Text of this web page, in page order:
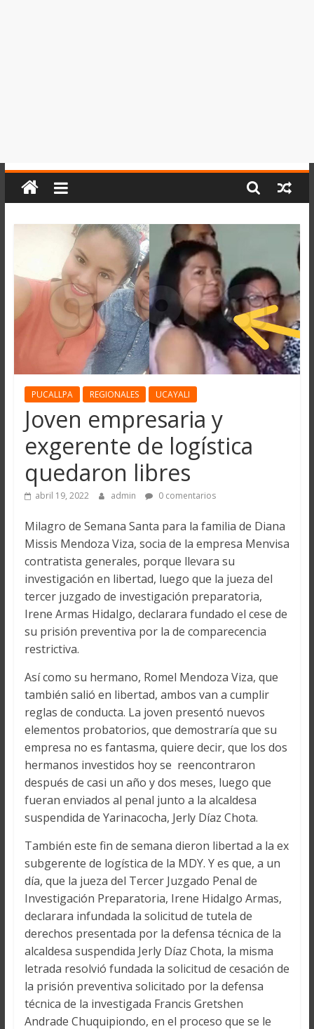
PUCALLPA REGIONALES UCAYALI
Joven empresaria y
exgerente de logística
quedaron libres
abril 19, 2022 admin 0 comentarios
Milagro de Semana Santa para la familia de Diana
Missis Mendoza Viza, socia de la empresa Menvisa
contratista generales, porque llevara su
investigación en libertad, luego que la jueza del
tercer juzgado de investigación preparatoria,
Irene Armas Hidalgo, declarara fundado el cese de
su prisión preventiva por la de comparecencia
restrictiva.
Así como su hermano, Romel Mendoza Viza, que
también salió en libertad, ambos van a cumplir
reglas de conducta. La joven presentó nuevos
elementos probatorios, que demostraría que su
empresa no es fantasma, quiere decir, que los dos
hermanos investidos hoy se reencontraron
después de casi un año y dos meses, luego que
fueran enviados al penal junto a la alcaldesa
suspendida de Yarinacocha, Jerly Díaz Chota.
También este fin de semana dieron libertad a la ex
subgerente de logística de la MDY. Y es que, a un
día, que la jueza del Tercer Juzgado Penal de
Investigación Preparatoria, Irene Hidalgo Armas,
declarara infundada la solicitud de tutela de
derechos presentada por la defensa técnica de la
alcaldesa suspendida Jerly Díaz Chota, la misma
letrada resolvió fundada la solicitud de cesación de
la prisión preventiva solicitado por la defensa
técnica de la investigada Francis Gretshen
Andrade Chuquipiondo, en el proceso que se le